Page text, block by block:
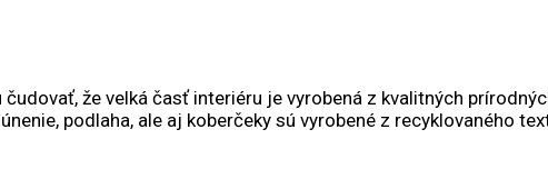
že velká časť interiéru je vyrobená z kvalitných
podlaha, ale aj koberčeky sú vyrobené z recyklovaného